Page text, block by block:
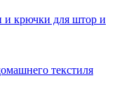
и крючки для штор и
текстиля